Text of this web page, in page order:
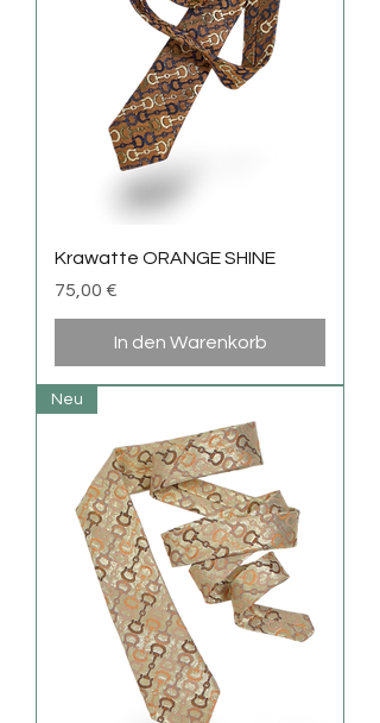
Krawatte ORANGE SHINE
Preis
75,00 €
In den Warenkorb
Neu